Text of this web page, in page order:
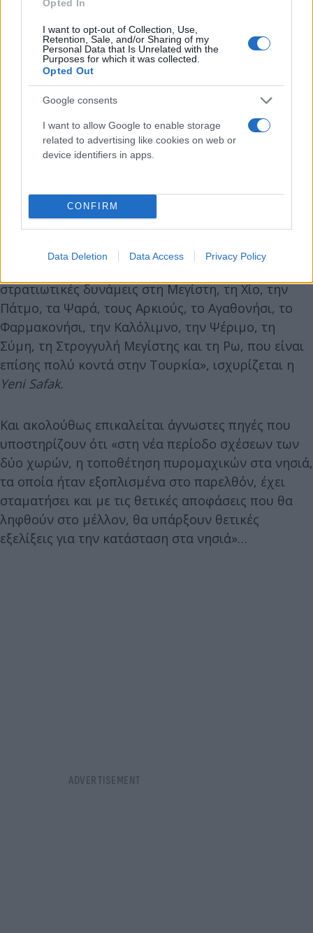
Opted In
I want to opt-out of Collection, Use,
Retention, Sale, and/or Sharing of my
Personal Data that Is Unrelated with the
Purposes for which it was collected.
Opted Out
Google consents
I want to allow Google to enable storage
related to advertising like cookies on web or
device identifiers in apps.
CONFIRM
Data Deletion Data Access Privacy Policy
Ακόμα αναφέρεται στους στρατιωτικούς
εξοπλισμούς της χώρας μας λέγοντας ότι «η
Ελλάδα αποφάσισε τους τελευταίους μήνες να
ενισχύσει την πολεμική της αεροπορία απέναντι
στην Τουρκία, παρήγγειλε αεροσκάφη Rafale από
ώρες μακριά από την Τουρκία. Παρομοίως, στο
νησί της Σάμου, το πλησιέστερο νησί στην
Τουρκία, εκατοντάδες Έλληνες στρατιώτες είναι
τοποθετημένοι σε 4 βάσεις. Υπάρχουν επίσης
στρατιωτικές δυνάμεις στη Μεγίστη, τη Χίο, την
Πάτμο, τα Ψαρά, τους Αρκιούς, το Αγαθονήσι, το
Φαρμακονήσι, την Καλόλιμνο, την Ψέριμο, τη
Σύμη, τη Στρογγυλή Μεγίστης και τη Ρω, που είναι
επίσης πολύ κοντά στην Τουρκία», ισχυρίζεται η
Yeni Safak.
Και ακολούθως επικαλείται άγνωστες πηγές που
υποστηρίζουν ότι «στη νέα περίοδο σχέσεων των
δύο χωρών, η τοποθέτηση πυρομαχικών στα νησιά,
τα οποία ήταν εξοπλισμένα στο παρελθόν, έχει
σταματήσει και με τις θετικές αποφάσεις που θα
ληφθούν στο μέλλον, θα υπάρξουν θετικές
εξελίξεις για την κατάσταση στα νησιά»…